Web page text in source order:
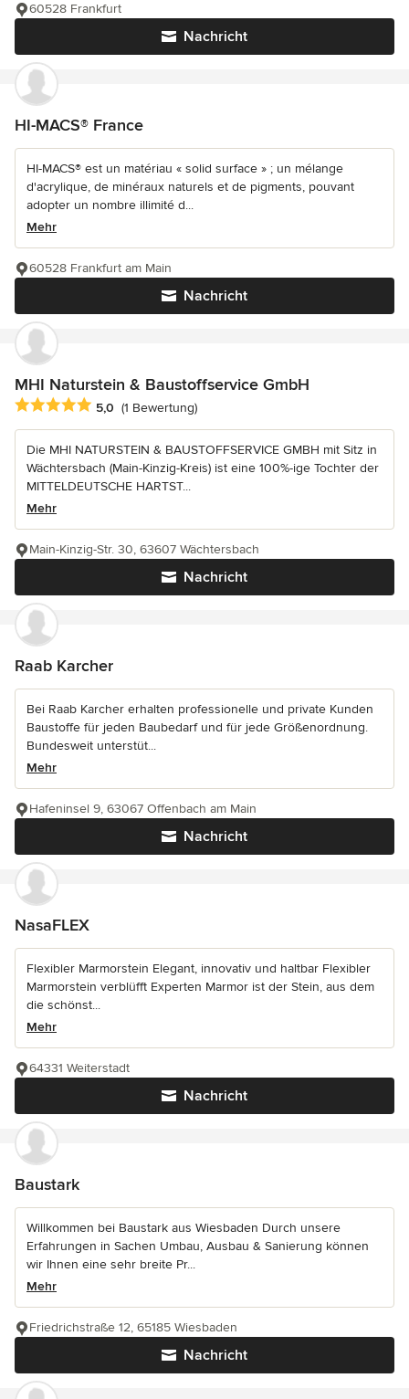
Nachricht
60528 Frankfurt
HI-MACS® France
HI-MACS® est un matériau « solid surface » ; un mélange
d'acrylique, de minéraux naturels et de pigments, pouvant
adopter un nombre illimité d...
Mehr
Nachricht
60528 Frankfurt am Main
MHI Naturstein & Baustoffservice GmbH
Durchschnittliche Bewertung: 5 von 5 Sternen
5,0 (1 Bewertung)
Die MHI NATURSTEIN & BAUSTOFFSERVICE GMBH mit Sitz in
Wächtersbach (Main-Kinzig-Kreis) ist eine 100%-ige Tochter der
MITTELDEUTSCHE HARTST...
Mehr
Nachricht
Main-Kinzig-Str. 30, 63607 Wächtersbach
Raab Karcher
Bei Raab Karcher erhalten professionelle und private Kunden
Baustoffe für jeden Baubedarf und für jede Größenordnung.
Bundesweit unterstüt...
Mehr
Nachricht
Hafeninsel 9, 63067 Offenbach am Main
NasaFLEX
Flexibler Marmorstein Elegant, innovativ und haltbar Flexibler
Marmorstein verblüfft Experten Marmor ist der Stein, aus dem
die schönst...
Mehr
Nachricht
64331 Weiterstadt
Baustark
Willkommen bei Baustark aus Wiesbaden Durch unsere
Erfahrungen in Sachen Umbau, Ausbau & Sanierung können
wir Ihnen eine sehr breite Pr...
Mehr
Nachricht
Friedrichstraße 12, 65185 Wiesbaden